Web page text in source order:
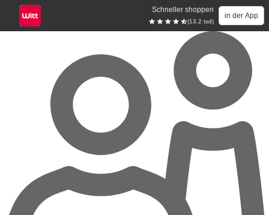
Schneller shoppen
(13.2 tsd)
in der App